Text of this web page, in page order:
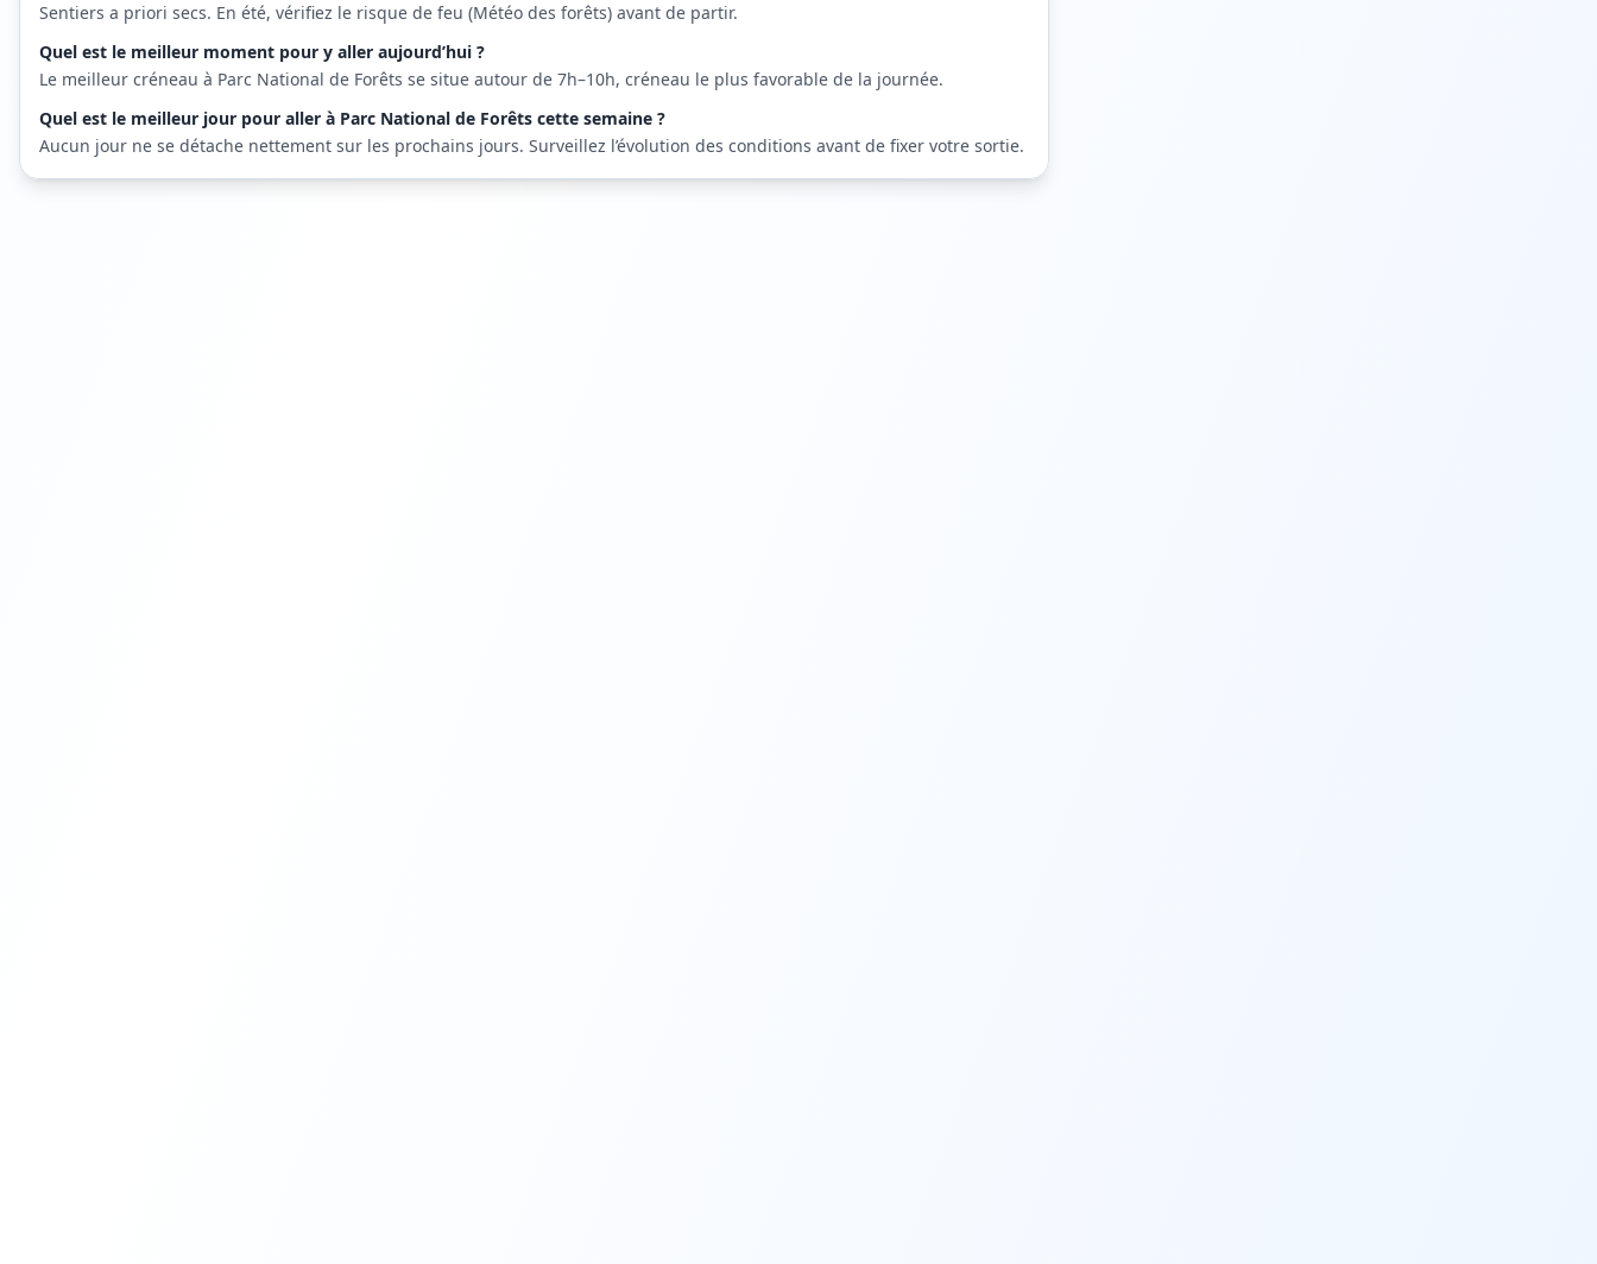
Sentiers a priori secs. En été, vérifiez le risque de feu (Météo des forêts) avant de partir.
Quel est le meilleur moment pour y aller aujourd’hui ?
Le meilleur créneau à Parc National de Forêts se situe autour de 7h–10h, créneau le plus favorable de la journée.
Quel est le meilleur jour pour aller à Parc National de Forêts cette semaine ?
Aucun jour ne se détache nettement sur les prochains jours. Surveillez l’évolution des conditions avant de fixer votre sortie.